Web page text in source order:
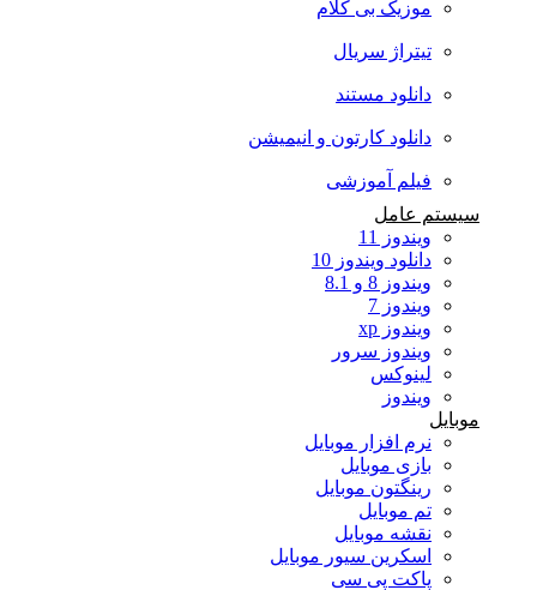
موزیک بی کلام
تیتراژ سریال
دانلود مستند
دانلود کارتون و انیمیشن
فیلم آموزشی
سیستم عامل
ویندوز 11
دانلود ویندوز 10
ویندوز 8 و 8.1
ویندوز 7
ویندوز xp
ویندوز سرور
لینوکس
ویندوز
موبایل
نرم افزار موبایل
بازی موبایل
رینگتون موبایل
تم موبایل
نقشه موبایل
اسکرین سیور موبایل
پاکت پی سی